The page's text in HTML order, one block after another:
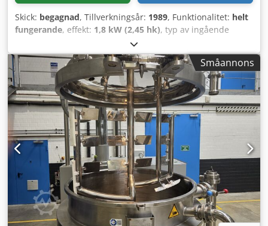
Skick: begagnad, Tillverkningsår: 1989, Funktionalitet: helt
fungerande, effekt: 1,8 kW (2,45 hk), typ av ingående
380 V
varv/min, varvtal (min.):150 varv/min, Vi erbjuder denna
begagnade Stephan UMC 12-F blandnings- och
knådmaskin, tillverkningsår 1989. Maskinen är
funktionsduglig och redo för drift. Maskinen har en skadad
hastighetsregulator (frekvensomriktare) och varvtalet är
fast inställt på 50 %. Maskintyp: UMC 12-F Maskinnummer:
714-27-101 Motortyp: FD112M10- Motornummer: 4812222
Märkspänning: 380 V Frekvens: 50 Hz Motoreffekt: 1,8 kW
Antal faser: 3 Varvtal: 150-2800 1/min Skyddsklass: IP 44
Dedpfjy Ry Ezox Acijwa Ström: 4,8 A Tillverkningsår: 1989
Vid frågor eller behov av ytterligare information, vänligen
kontakta oss via meddelande eller telefon.
Småannons